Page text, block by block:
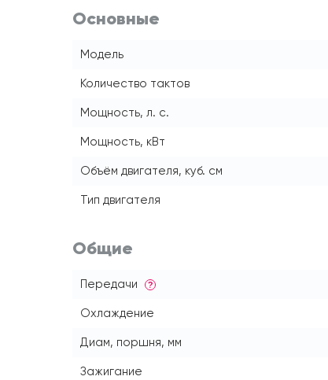
Основные
Модель
Количество тактов
Мощность, л. с.
Мощность, кВт
Объём двигателя, куб. см
Тип двигателя
Общие
Передачи ?
Охлаждение
Диам, поршня, мм
Зажигание